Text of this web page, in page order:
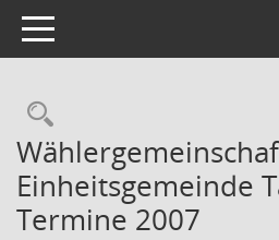
Toggle navigation
Rechercheauswahl
Einheitsgemeinde
Termine 2007